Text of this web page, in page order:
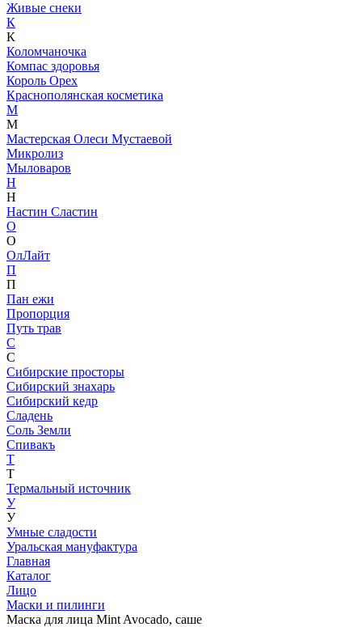
Живые снеки
К
К
Коломчаночка
Компас здоровья
Король Орех
Краснополянская косметика
М
М
Мастерская Олеси Мустаевой
Микролиз
Мыловаров
Н
Н
Настин Сластин
О
О
ОлЛайт
П
П
Пан ежи
Пропорция
Путь трав
С
С
Сибирские просторы
Сибирский знахарь
Сибирский кедр
Сладень
Соль Земли
Спивакъ
Т
Т
Термальный источник
У
У
Умные сладости
Уральская мануфактура
Главная
Каталог
Лицо
Маски и пилинги
Маска для лица Mint Avocado, саше